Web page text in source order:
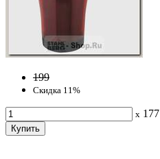
199
Скидка 11%
x 177